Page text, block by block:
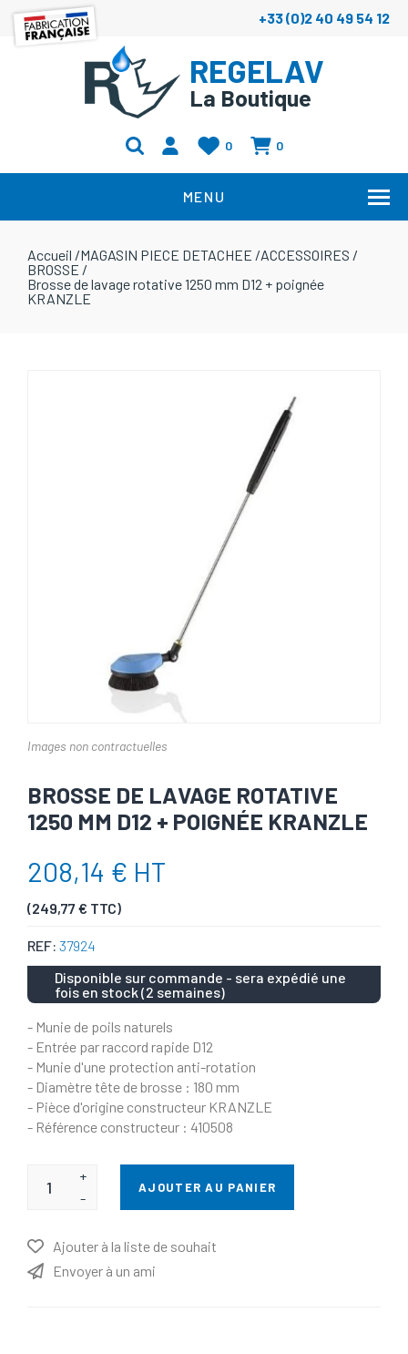
+33 (0)2 40 49 54 12
REGELAV
La Boutique
0 0
MENU
Accueil /MAGASIN PIECE DETACHEE /ACCESSOIRES /
BROSSE /
Brosse de lavage rotative 1250 mm D12 + poignée
KRANZLE
Images non contractuelles
BROSSE DE LAVAGE ROTATIVE
1250 MM D12 + POIGNÉE KRANZLE
208,14 € HT
(249,77 € TTC)
REF: 37924
Disponible sur commande - sera expédié une
fois en stock (2 semaines)
- Munie de poils naturels
- Entrée par raccord rapide D12
- Munie d'une protection anti-rotation
- Diamètre tête de brosse : 180 mm
- Pièce d'origine constructeur KRANZLE
- Référence constructeur : 410508
+
-
AJOUTER AU PANIER
Ajouter à la liste de souhait
Envoyer à un ami